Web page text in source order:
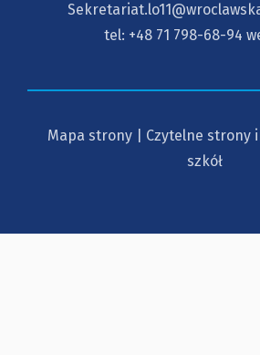
tel: +48 71 798-68-94
Mapa strony
Czytelne strony
szkół